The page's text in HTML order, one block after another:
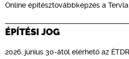
Online építésztovábbképzés a
ÉPÍTÉSI JOG
2026. június 30-ától elérhető az